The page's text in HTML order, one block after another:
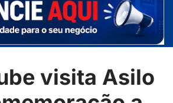
visita Asilo